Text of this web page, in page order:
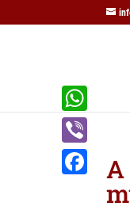
A
W
h
a
V